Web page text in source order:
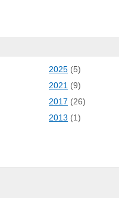
2025 (5)
2021 (9)
2017 (26)
2013 (1)